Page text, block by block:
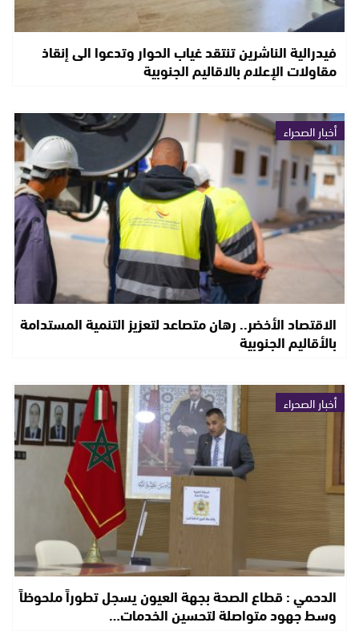
فيدرالية الناشرين تنتقد غياب الحوار وتدعوا الى إنقاذ
مقاولات الإعلام بالاقاليم الجنوبية
أخبار الصحراء
الاقتصاد الأخضر.. رهان متصاعد لتعزيز التنمية المستدامة
بالأقاليم الجنوبية
أخبار الصحراء
الدحمي : قطاع الصحة بجهة العيون يسجل تطوراً ملحوظاً
وسط جهود متواصلة لتحسين الخدمات…